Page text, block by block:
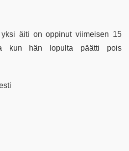
äiti on oppinut viimeisen 15
kun hän lopulta päätti pois